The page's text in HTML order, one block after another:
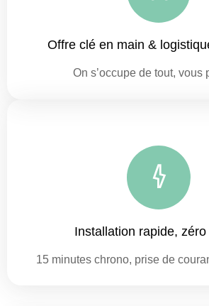
Offre clé en main &
On s’occupe de tout, vous
Installation rapide,
15 minutes chrono, prise de